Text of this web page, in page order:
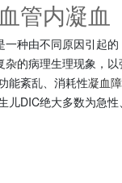
管内凝血
一种由不同原因引起
的病理生理现象，
能紊乱、消耗性凝血
儿DIC绝大多数为急性